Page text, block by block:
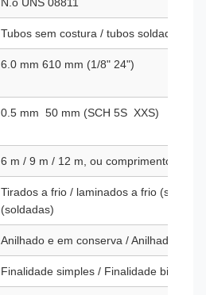
Tubos sem costura / tubos soldados
6.0 mm 610 mm (1/8" 24")
0.5 mm ️ 50 mm (SCH 5S ️ XXS)
6 m / 9 m / 12 m, ou comprimentos
Tirados a frio / laminados a frio (sem
(soldadas)
Anilhado e em conserva / Anilhado
Finalidade simples / Finalidade